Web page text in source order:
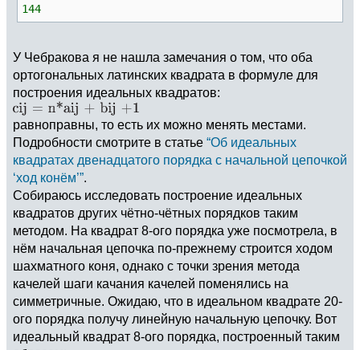
144
У Чебракова я не нашла замечания о том, что оба
ортогональных латинских квадрата в формуле для
построения идеальных квадратов:
равноправны, то есть их можно менять местами.
Подробности смотрите в статье “Об идеальных
квадратах двенадцатого порядка с начальной цепочкой
‘ход конём’”.
Собираюсь исследовать построение идеальных
квадратов других чётно-чётных порядков таким
методом. На квадрат 8-ого порядка уже посмотрела, в
нём начальная цепочка по-прежнему строится ходом
шахматного коня, однако с точки зрения метода
качелей шаги качания качелей поменялись на
симметричные. Ожидаю, что в идеальном квадрате 20-
ого порядка получу линейную начальную цепочку. Вот
идеальный квадрат 8-ого порядка, построенный таким